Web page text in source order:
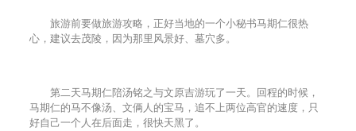
旅游前要做旅游攻略，正好当地的一个小秘书马期仁很热
心，建议去茂陵，因为那里风景好、墓穴多。
第二天马期仁陪汤铭之与文原吉游玩了一天。回程的时候，
马期仁的马不像汤、文俩人的宝马，追不上两位高官的速度，只
好自己一个人在后面走，很快天黑了。